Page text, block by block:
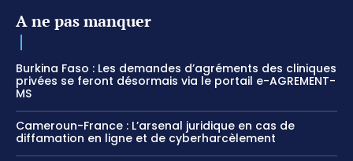
A ne pas manquer
Burkina Faso : Les demandes d’agréments des cliniques
privées se feront désormais via le portail e-AGREMENT-
MS
Cameroun-France : L’arsenal juridique en cas de
diffamation en ligne et de cyberharcèlement